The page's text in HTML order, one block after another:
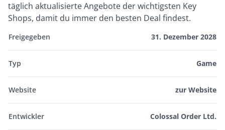
täglich aktualisierte Angebote der wichtigsten Key
Shops, damit du immer den besten Deal findest.
Freigegeben 31. Dezember 2028
Typ Game
Website zur Website
Entwickler Colossal Order Ltd.